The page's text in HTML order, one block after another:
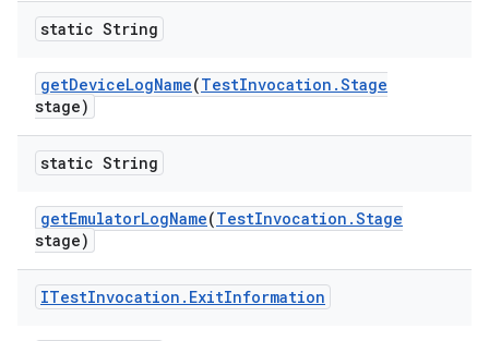
static String
getDeviceLogName(TestInvocation .Stage
stage)
static String
getEmulatorLogName(TestInvocation .Stage
stage)
ITestInvocation . ExitInformation